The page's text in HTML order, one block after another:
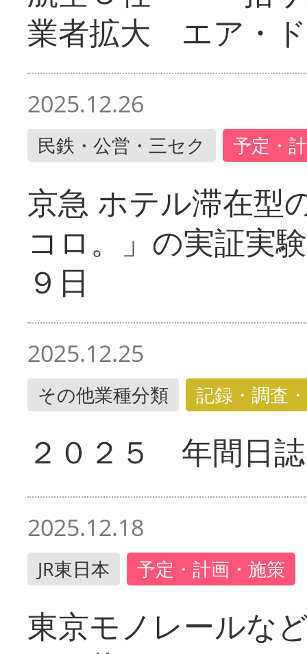
業者拡大 エア・
2025.12.26
民鉄・公営・三セク 予定・
京急 ホテル滞在型
コロ。」の実証実
９日
2025.12.25
その他業種分類 記録・調査
２０２５ 年間日誌
2025.12.18
JR東日本 予定・計画・施策
東京モノレールな